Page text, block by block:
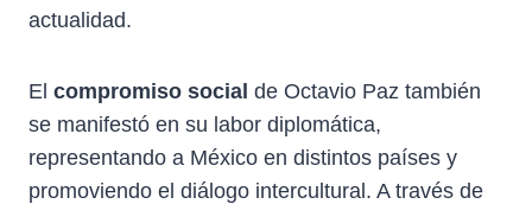
actualidad.
El compromiso social de Octavio Paz también
se manifestó en su labor diplomática,
representando a México en distintos países y
promoviendo el diálogo intercultural. A través de